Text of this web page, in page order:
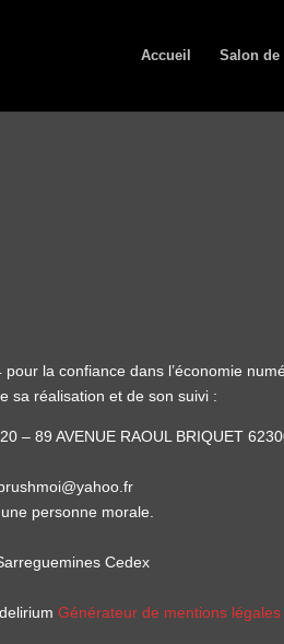
Accueil Salon de
la confiance dans l’économie
sa réalisation et de son suivi :
– 89 AVENUE RAOUL BRIQUET
personne morale.
Cedex
Générateur de mentions légales